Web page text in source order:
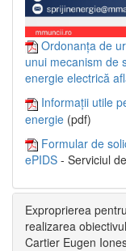
Ordonanța de
unui mecanism de
energie electrică
Informații utile
energie (pdf)
Formular de
ePIDS - Serviciul
Exproprierea
realizarea
Cartier Eugen